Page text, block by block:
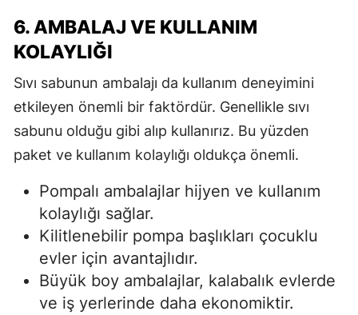
6. AMBALAJ VE KULLANIM
KOLAYLIĞI
Sıvı sabunun ambalajı da kullanım deneyimini
etkileyen önemli bir faktördür. Genellikle sıvı
sabunu olduğu gibi alıp kullanırız. Bu yüzden
paket ve kullanım kolaylığı oldukça önemli.
Pompalı ambalajlar hijyen ve kullanım
kolaylığı sağlar.
Kilitlenebilir pompa başlıkları çocuklu
evler için avantajlıdır.
Büyük boy ambalajlar, kalabalık evlerde
ve iş yerlerinde daha ekonomiktir.